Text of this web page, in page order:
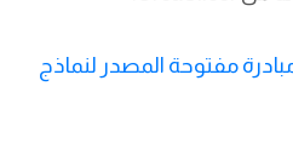
مفتوحة المصدر لنماذج